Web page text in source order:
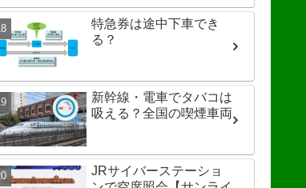
特急券は途中下車でき
る？
新幹線・電車でタバコは
吸える？全国の喫煙車両
JRサイバーステーショ